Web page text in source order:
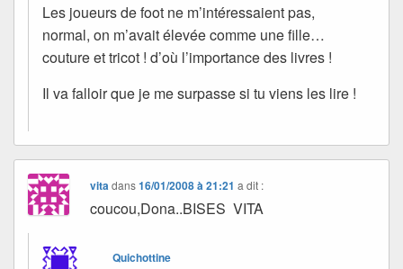
Les joueurs de foot ne m’intéressaient pas,
normal, on m’avait élevée comme une fille…
couture et tricot ! d’où l’importance des livres !
Il va falloir que je me surpasse si tu viens les lire !
vitadans16/01/2008 à 21:21 a dit :
coucou,Dona..BISES VITA
Quichottine